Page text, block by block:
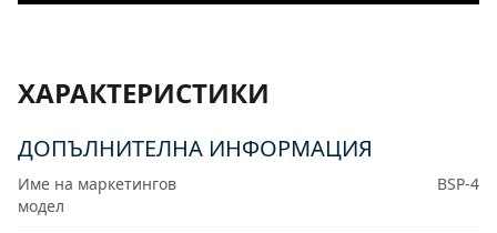
ХАРАКТЕРИСТИКИ
ДОПЪЛНИТЕЛНА ИНФОРМАЦИЯ
Име на маркетингов
модел
BSP-4